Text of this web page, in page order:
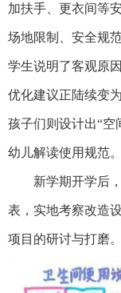
加扶手、更衣间等
场地限制、安全规
学生说明了客观原
优化建议正陆续变
孩子们则设计出“空
幼儿解读使用规范。
新学期开学后，
表，实地考察改造
项目的研讨与打磨。